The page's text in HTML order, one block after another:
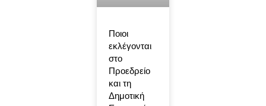
Ποιοι
εκλέγονται
στο
Προεδρείο
και τη
Δημοτική